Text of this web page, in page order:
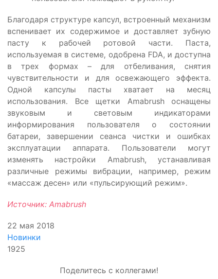
Благодаря структуре капсул, встроенный механизм
вспенивает их содержимое и доставляет зубную
пасту к рабочей ротовой части. Паста,
используемая в системе, одобрена FDA, и доступна
в трех формах – для отбеливания, снятия
чувствительности и для освежающего эффекта.
Одной капсулы пасты хватает на месяц
использования. Все щетки Amabrush оснащены
звуковым и световым индикаторами
информирования пользователя о состоянии
батареи, завершении сеанса чистки и ошибках
эксплуатации аппарата. Пользователи могут
изменять настройки Amabrush, устанавливая
различные режимы вибрации, например, режим
«массаж десен» или «пульсирующий режим».
Источник: Amabrush
22 мая 2018
Новинки
1925
Поделитесь с коллегами!